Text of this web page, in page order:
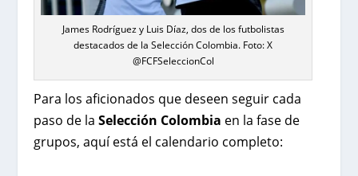
James Rodríguez y Luis Díaz, dos de los futbolistas
destacados de la Selección Colombia. Foto: X
@FCFSeleccionCol
Para los aficionados que deseen seguir cada
paso de laSelección Colombia en la fase de
grupos, aquí está el calendario completo: